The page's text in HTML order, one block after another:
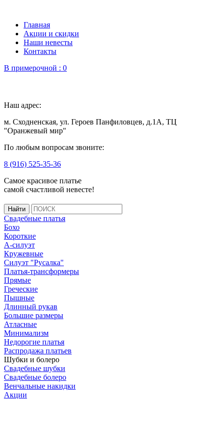
Главная
Акции и скидки
Наши невесты
Контакты
В примерочной : 0
Наш адрес:
м. Сходненская, ул. Героев Панфиловцев, д.1А, ТЦ
"Оранжевый мир"
По любым вопросам звоните:
8 (916) 525-35-36
Самое красивое платье
самой счастливой невесте!
Свадебные платья
Бохо
Короткие
А-силуэт
Кружевные
Силуэт "Русалка"
Платья-трансформеры
Прямые
Греческие
Пышные
Длинный рукав
Большие размеры
Атласные
Минимализм
Недорогие платья
Распродажа платьев
Шубки и болеро
Свадебные шубки
Свадебные болеро
Венчальные накидки
Акции